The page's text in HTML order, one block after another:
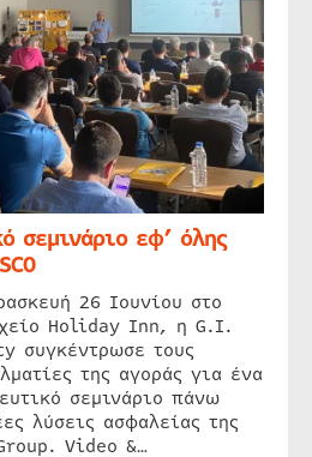
σεμινάριο εφ’ όλης
26 Ιουνίου στο
Holiday Inn, η G.I.
συγκέντρωσε τους
της αγοράς για ένα
σεμινάριο πάνω
λύσεις ασφαλείας της
Video &…